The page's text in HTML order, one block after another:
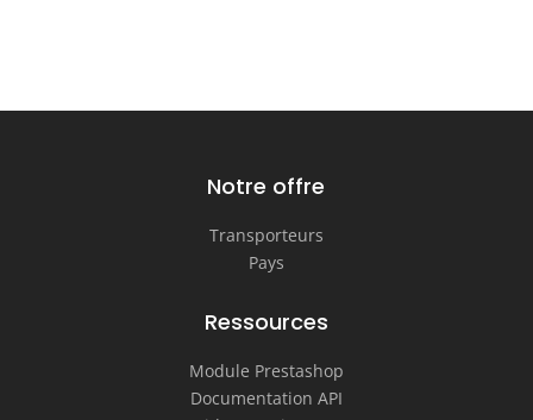
Notre offre
Transporteurs
Pays
Ressources
Module Prestashop
Documentation API